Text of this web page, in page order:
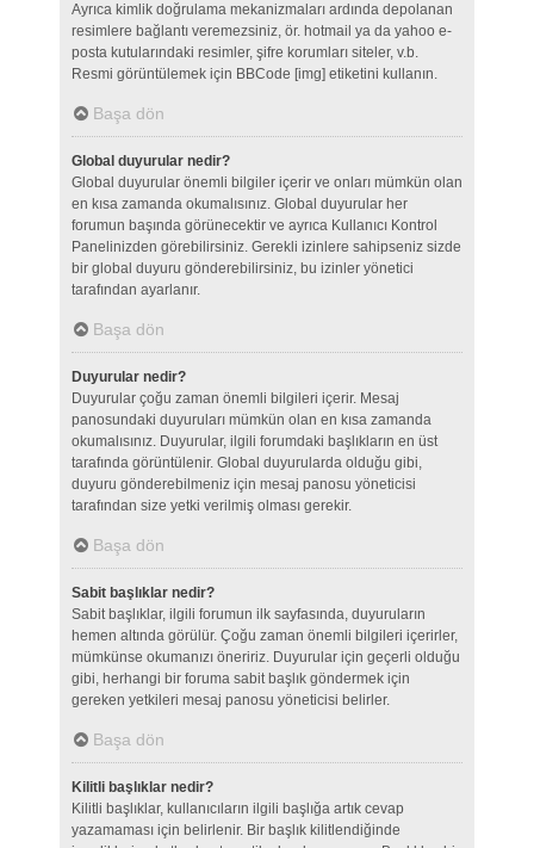
Ayrıca kimlik doğrulama mekanizmaları ardında depolanan
resimlere bağlantı veremezsiniz, ör. hotmail ya da yahoo e-
posta kutularındaki resimler, şifre korumları siteler, v.b.
Resmi görüntülemek için BBCode [img] etiketini kullanın.
Başa dön
Global duyurular nedir?
Global duyurular önemli bilgiler içerir ve onları mümkün olan
en kısa zamanda okumalısınız. Global duyurular her
forumun başında görünecektir ve ayrıca Kullanıcı Kontrol
Panelinizden görebilirsiniz. Gerekli izinlere sahipseniz sizde
bir global duyuru gönderebilirsiniz, bu izinler yönetici
tarafından ayarlanır.
Başa dön
Duyurular nedir?
Duyurular çoğu zaman önemli bilgileri içerir. Mesaj
panosundaki duyuruları mümkün olan en kısa zamanda
okumalısınız. Duyurular, ilgili forumdaki başlıkların en üst
tarafında görüntülenir. Global duyurularda olduğu gibi,
duyuru gönderebilmeniz için mesaj panosu yöneticisi
tarafından size yetki verilmiş olması gerekir.
Başa dön
Sabit başlıklar nedir?
Sabit başlıklar, ilgili forumun ilk sayfasında, duyuruların
hemen altında görülür. Çoğu zaman önemli bilgileri içerirler,
mümkünse okumanızı öneririz. Duyurular için geçerli olduğu
gibi, herhangi bir foruma sabit başlık göndermek için
gereken yetkileri mesaj panosu yöneticisi belirler.
Başa dön
Kilitli başlıklar nedir?
Kilitli başlıklar, kullanıcıların ilgili başlığa artık cevap
yazamaması için belirlenir. Bir başlık kilitlendiğinde